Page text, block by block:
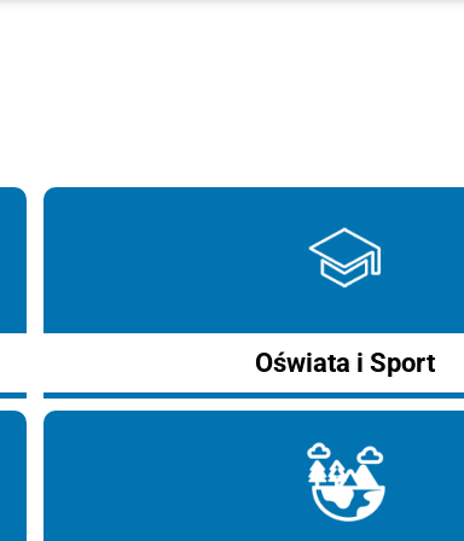
Oświata i Sport